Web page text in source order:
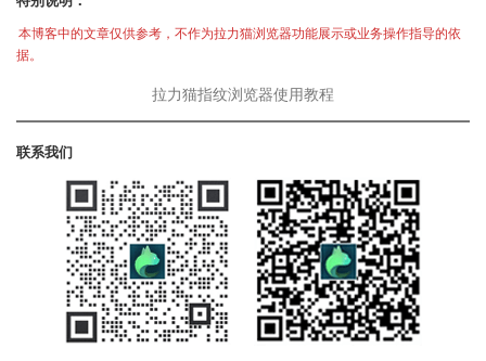
本博客中的文章仅供参考，不作为拉力猫浏览器功能展示或业务操作指导的依
据。
拉力猫指纹浏览器使用教程
联系我们